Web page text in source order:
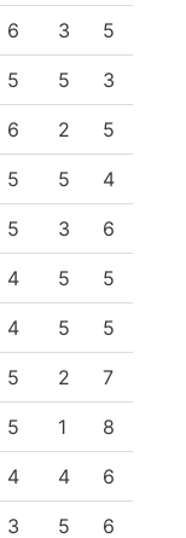
6 3 5
5 5 3
6 2 5
5 5 4
5 3 6
4 5 5
4 5 5
5 2 7
5 1 8
4 4 6
3 5 6